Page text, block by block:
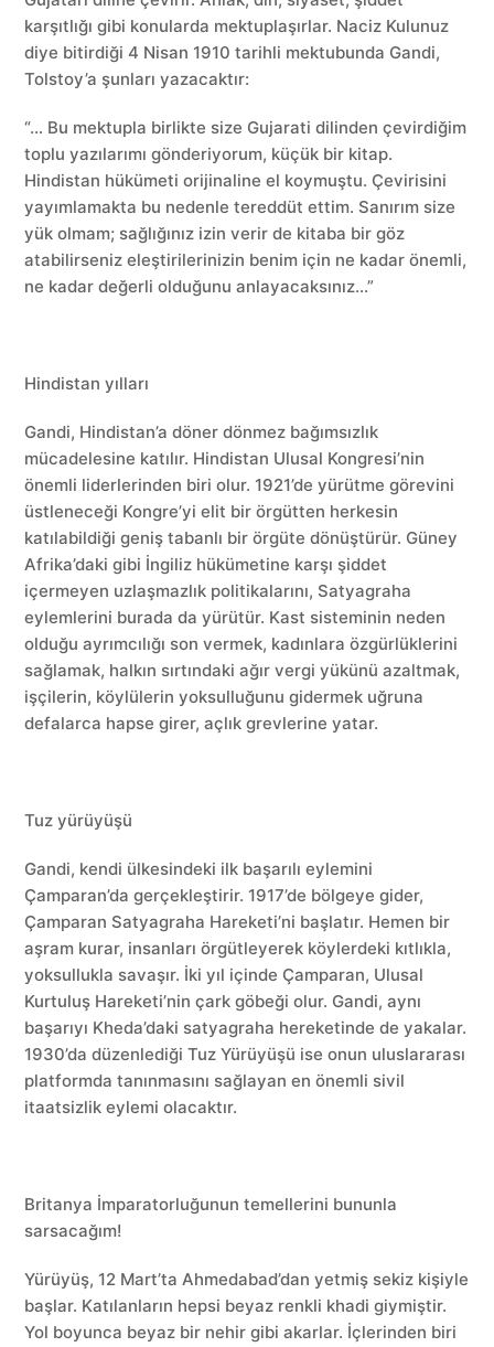
karşıtlığı gibi konularda mektuplaşırlar. Naciz Kulunuz
diye bitirdiği 4 Nisan 1910 tarihli mektubunda Gandi,
Tolstoy’a şunları yazacaktır:
“… Bu mektupla birlikte size Gujarati dilinden çevirdiğim
toplu yazılarımı gönderiyorum, küçük bir kitap.
Hindistan hükümeti orijinaline el koymuştu. Çevirisini
yayımlamakta bu nedenle tereddüt ettim. Sanırım size
yük olmam; sağlığınız izin verir de kitaba bir göz
atabilirseniz eleştirilerinizin benim için ne kadar önemli,
ne kadar değerli olduğunu anlayacaksınız…”
Hindistan yılları
Gandi, Hindistan’a döner dönmez bağımsızlık
mücadelesine katılır. Hindistan Ulusal Kongresi’nin
önemli liderlerinden biri olur. 1921’de yürütme görevini
üstleneceği Kongre’yi elit bir örgütten herkesin
katılabildiği geniş tabanlı bir örgüte dönüştürür. Güney
Afrika’daki gibi İngiliz hükümetine karşı şiddet
içermeyen uzlaşmazlık politikalarını, Satyagraha
eylemlerini burada da yürütür. Kast sisteminin neden
olduğu ayrımcılığı son vermek, kadınlara özgürlüklerini
sağlamak, halkın sırtındaki ağır vergi yükünü azaltmak,
işçilerin, köylülerin yoksulluğunu gidermek uğruna
defalarca hapse girer, açlık grevlerine yatar.
Tuz yürüyüşü
Gandi, kendi ülkesindeki ilk başarılı eylemini
Çamparan’da gerçekleştirir. 1917’de bölgeye gider,
Çamparan Satyagraha Hareketi’ni başlatır. Hemen bir
aşram kurar, insanları örgütleyerek köylerdeki kıtlıkla,
yoksullukla savaşır. İki yıl içinde Çamparan, Ulusal
Kurtuluş Hareketi’nin çark göbeği olur. Gandi, aynı
başarıyı Kheda’daki satyagraha hereketinde de yakalar.
1930’da düzenlediği Tuz Yürüyüşü ise onun uluslararası
platformda tanınmasını sağlayan en önemli sivil
itaatsizlik eylemi olacaktır.
Britanya İmparatorluğunun temellerini bununla
sarsacağım!
Yürüyüş, 12 Mart’ta Ahmedabad’dan yetmiş sekiz kişiyle
başlar. Katılanların hepsi beyaz renkli khadi giymiştir.
Yol boyunca beyaz bir nehir gibi akarlar. İçlerinden biri